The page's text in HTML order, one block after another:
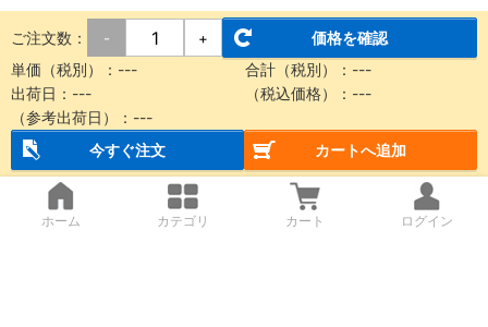
ご注文数： - +
価格を確認
単価（税別）： --- 合計（税別）： ---
出荷日： --- （税込価格）： ---
（参考出荷日）： ---
今すぐ注文
カートへ追加
ホーム カテゴリ カート ログイン